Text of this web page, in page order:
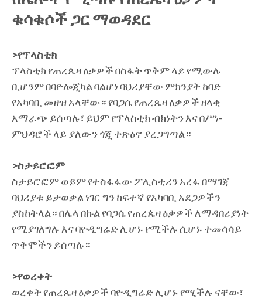
ቁሳቁሶች ጋር ማወዳደር
>የፕላስቲክ
ፕላስቲክ የጠረጴዛ ዕቃዎች በስፋት ጥቅም ላይ የሚውሉ
ቢሆንም በባዮሎጂካል ባልሆነ ባህሪያቸው ምክንያት ከባድ
የአካባቢ መዘዝ አላቸው። የባጋሴ የጠረጴዛ ዕቃዎች ዘላቂ
አማራጭ ይሰጣሉ፣ ይህም የፕላስቲክ ብክነትን እና በሥነ-
ምህዳሮች ላይ ያለውን ጎጂ ተጽዕኖ ያረጋግጣል።
>ስታይሮፎም
ስታይሮፎም ወይም የተስፋፋው ፖሊስቲሪን አረፋ በማገጃ
ባህሪያቱ ይታወቃል ነገር ግን ከፍተኛ የአካባቢ አደጋዎችን
ያስከትላል። በሌላ በኩል የባጋሴ የጠረጴዛ ዕቃዎች ለማዳበሪያነት
የሚያገለግሉ እና ባዮዲግሬድ ሊሆኑ የሚችሉ ሲሆኑ ተመሳሳይ
ጥቅሞችን ይሰጣሉ።
>የወረቀት
ወረቀት የጠረጴዛ ዕቃዎች ባዮዲግሬድ ሊሆኑ የሚችሉ ናቸው፣